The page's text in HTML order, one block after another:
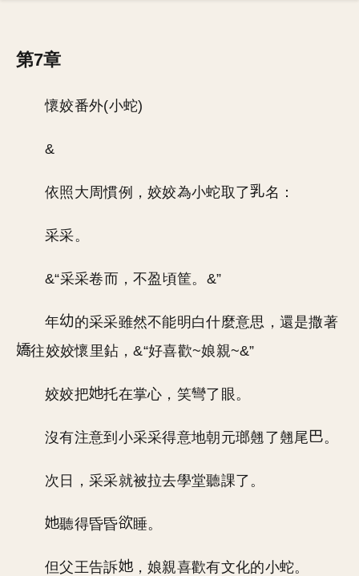
第7章
懷姣番外(小蛇)
&
依照大周慣例，姣姣為小蛇取了 名：
采采。
&“采采卷而，不盈頃筐。&”
年
的采采雖然不能明白什麼意思，還是撒著
往姣姣懷里鉆，&“好喜歡~娘親~&”
姣姣把 托在掌心，笑彎了眼。
沒有注意到小采采得意地朝元瑯翹了翹尾 。
次日，采采就被拉去學堂聽課了。
聽得昏昏 睡。
但父王告訴 ，娘親喜歡有文化的小蛇。